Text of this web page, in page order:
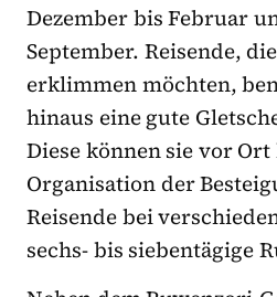
Dezember bis Februar
September. Reisende,
erklimmen möchten,
hinaus eine gute
Diese können sie vor
Organisation der
Reisende bei
sechs- bis siebentägige